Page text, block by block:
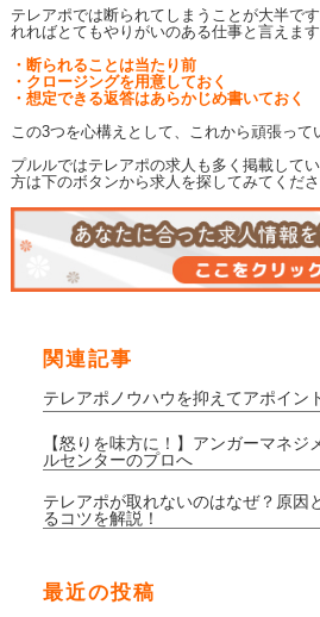
テレアポでは断られてしまうことが大半で
れればとてもやりがいのある仕事と言えます
・断られることは当たり前
・クロージングを用意しておく
・想定できる返答はあらかじめ書いておく
この3つを心構えとして、これから頑張って
プルルではテレアポの求人も多く掲載して
方は下のボタンから求人を探してみてくださ
関連記事
テレアポノウハウを抑えてアポイン
【怒りを味方に！】アンガーマネジ
ルセンターのプロへ
テレアポが取れないのはなぜ？原因
るコツを解説！
最近の投稿